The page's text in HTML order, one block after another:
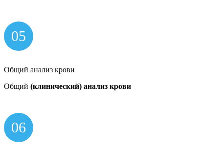
05
Общий анализ крови
Общий (клинический) анализ крови
06